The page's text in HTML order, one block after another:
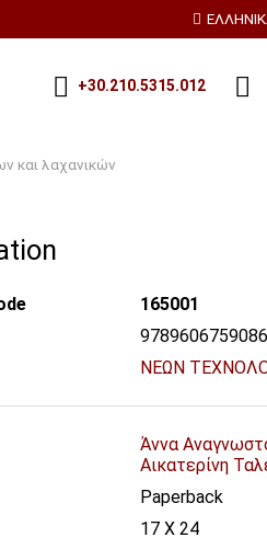
+30.210.5315.012
και λαχανικών
165001
9789606759086
ΝΕΩΝ
Άννα
Αικατερίνη
Paperback
17 X 24